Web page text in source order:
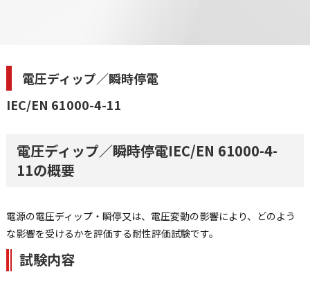
電圧ディップ／瞬時停電
IEC/EN 61000-4-11
電圧ディップ／瞬時停電IEC/EN 61000-4-
11の概要
電源の電圧ディップ・瞬停又は、電圧変動の影響により、どのよう
な影響を受けるかを評価する耐性評価試験です。
試験内容